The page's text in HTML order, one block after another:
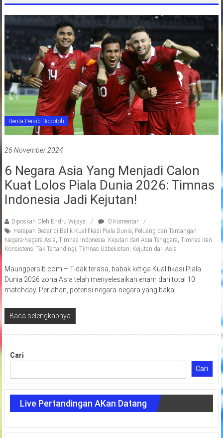
Berita Persib Bobotoh
26 November 2024
6 Negara Asia Yang Menjadi Calon
Kuat Lolos Piala Dunia 2026: Timnas
Indonesia Jadi Kejutan!
Diposkan Oleh:Endru Wijaya
0 Komentar
Harapan Besar di Balik Kualifikasi Piala Dunia Peluang dan Tantangan
Negara-Negara Asia Timnas Indonesia: Kejutan dari Asia Tenggara Timnas Iran:
Konsistensi Tak Tertandingi Timnas Uzbekistan: Kejutan dari Asia
Maungpersib.com – Tidak terasa, babak ketiga Kualifikasi Piala
Dunia 2026 zona Asia telah menyelesaikan enam dari total 10
matchday. Perlahan, potensi negara-negara yang bakal
Baca selengkapnya
Cari
Cari
Live Pertandingan AKan Datang